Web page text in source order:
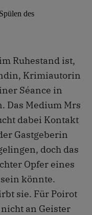
des
Ruhestand ist,
Krimiautorin
Séance in
Das Medium Mrs
dabei Kontakt
Gastgeberin
doch das
Opfer eines
könnte.
sie. Für Poirot
an Geister